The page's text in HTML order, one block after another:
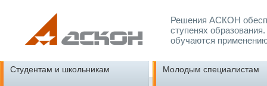
Решения АСКОН
ступенях
обучаются
Студентам и школьникам Молодым специалистам